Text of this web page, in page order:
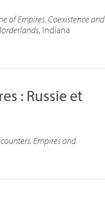
of Empires. Coexistence and
, Indiana
: Russie et
Empires and